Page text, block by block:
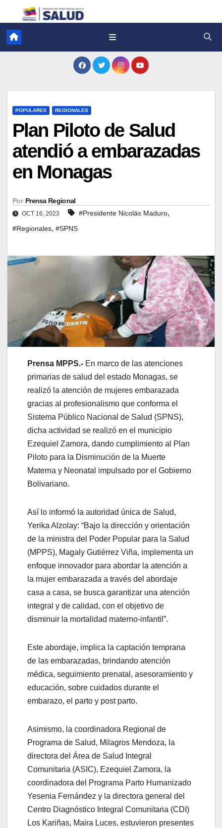
POPULARES REGIONALES
Plan Piloto de Salud
atendió a embarazadas
en Monagas
Por Prensa Regional
OCT 16, 2023 #Presidente Nicolás Maduro,
#Regionales, #SPNS
Prensa MPPS.- En marco de las atenciones
primarias de salud del estado Monagas, se
realizó la atención de mujeres embarazada
gracias al profesionalismo que conforma el
Sistema Público Nacional de Salud (SPNS),
dicha actividad se realizó en el municipio
Ezequiel Zamora, dando cumplimiento al Plan
Piloto para la Disminución de la Muerte
Materna y Neonatal impulsado por el Gobierno
Bolivariano.
Así lo informó la autoridad única de Salud,
Yerika Alzolay: “Bajo la dirección y orientación
de la ministra del Poder Popular para la Salud
(MPPS), Magaly Gutiérrez Viña, implementa un
enfoque innovador para abordar la atención a
la mujer embarazada a través del abordaje
casa a casa, se busca garantizar una atención
integral y de calidad, con el objetivo de
disminuir la mortalidad materno-infantil”.
Este abordaje, implica la captación temprana
de las embarazadas, brindando atención
médica, seguimiento prenatal, asesoramiento y
educación, sobre cuidados durante el
embarazo, el parto y post parto.
Asimismo, la coordinadora Regional de
Programa de Salud, Milagros Mendoza, la
directora del Área de Salud Integral
Comunitaria (ASIC), Ezequiel Zamora, la
coordinadora del Programa Parto Humanizado
Yesenia Fernández y la directora general del
Centro Diagnóstico Integral Comunitaria (CDI)
Los Kariñas, Maira Luces, estuvieron presentes